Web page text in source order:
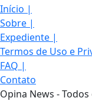
Início |
Sobre |
Expediente |
Termos de Uso e
FAQ |
Contato
Opina News -